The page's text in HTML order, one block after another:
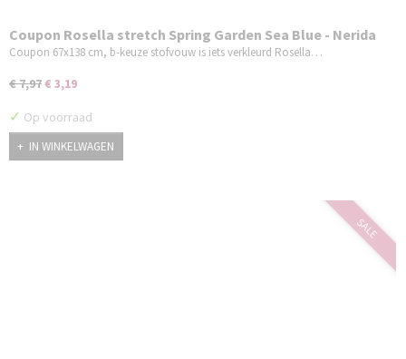
Coupon Rosella stretch Spring Garden Sea Blue - Nerida
Hansen 67x138 cm b-keuze
Coupon 67x138 cm, b-keuze stofvouw is iets verkleurd Rosella…
€ 7,97€ 3,19
✓ Op voorraad
IN WINKELWAGEN
SALE